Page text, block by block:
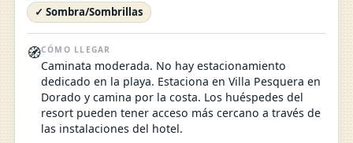
✓ Sombra/Sombrillas
🧭CÓMO LLEGAR
Caminata moderada. No hay estacionamiento
dedicado en la playa. Estaciona en Villa Pesquera en
Dorado y camina por la costa. Los huéspedes del
resort pueden tener acceso más cercano a través de
las instalaciones del hotel.